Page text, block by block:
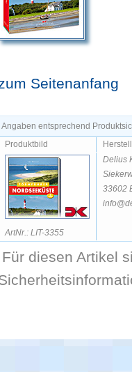
Seitenanfang
Angaben entsprechend
Produktbild
ArtNr.: LIT-3355
Delius
33602
Für diesen Artikel